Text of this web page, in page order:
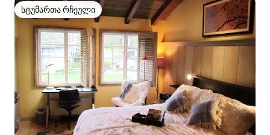
სტუმართა რჩეული
სტუმართა რჩეული